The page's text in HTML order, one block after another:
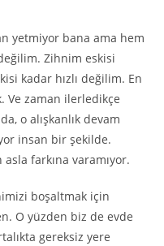
yetmiyor bana ama hem
Zihnim eskisi
kadar hızlı değilim. En
Ve zaman ilerledikçe
o alışkanlık devam
insan bir şekilde.
asla farkına varamıyor.
boşaltmak için
O yüzden biz de evde
gereksiz yere